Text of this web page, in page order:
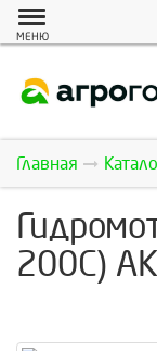
МЕНЮ
Главная
200C)